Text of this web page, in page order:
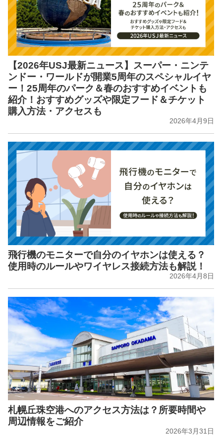
【2026年USJ最新ニュース】スーパー・ニンテ
ンドー・ワールドが開業5周年のスペシャルイヤ
ー！25周年のパーク＆春のおすすめイベントも
紹介！おすすめグッズや限定フード＆チケット
購入方法・アクセスも
2026年4月9日
飛行機のモニターで自分のイヤホンは使える？
使用時のルールやワイヤレス接続方法も解説！
2026年4月8日
札幌丘珠空港へのアクセス方法は？所要時間や
周辺情報をご紹介
2026年3月31日